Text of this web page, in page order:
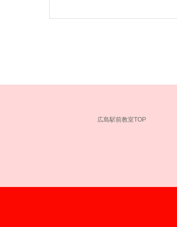
広島駅前教室TOP